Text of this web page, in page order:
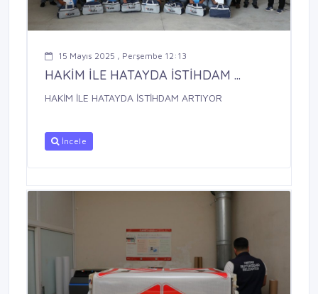
15 Mayıs 2025 , Perşembe 12:13
HAKİM İLE HATAYDA İSTİHDAM ...
HAKİM İLE HATAYDA İSTİHDAM ARTIYOR
İncele